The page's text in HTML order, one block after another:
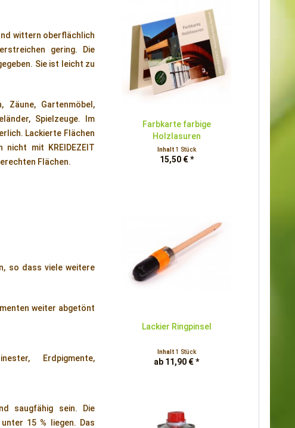
wittern oberflächlich
gering. Die
Sie ist leicht zu
Zäune, Gartenmöbel,
Spielzeuge. Im
Lackierte Flächen
mit KREIDEZEIT
Flächen.
so dass viele weitere
weiter abgetönt
Erdpigmente,
saugfähig sein. Die
15 % liegen. Das
Farbkarte farbige
Holzlasuren
Inhalt 1 Stück
15,50 € *
Lackier Ringpinsel
Inhalt 1 Stück
ab 11,90 € *